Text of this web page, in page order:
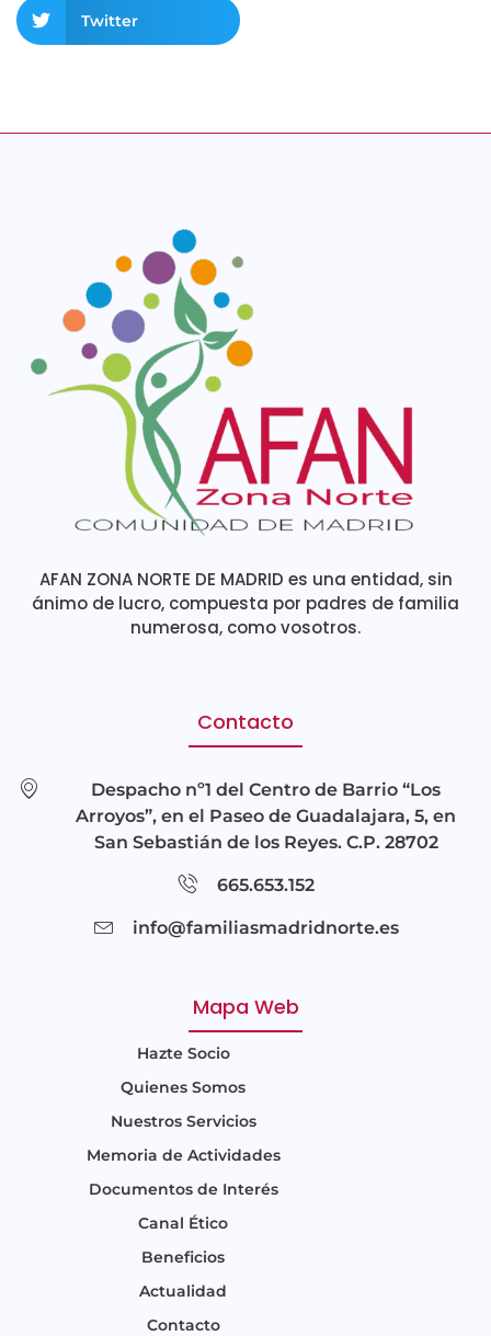
Twitter
AFAN ZONA NORTE DE MADRID es una entidad, sin
ánimo de lucro, compuesta por padres de familia
numerosa, como vosotros.
Contacto
Despacho nº1 del Centro de Barrio “Los
Arroyos”, en el Paseo de Guadalajara, 5, en
San Sebastián de los Reyes. C.P. 28702
665.653.152
info@familiasmadridnorte.es
Mapa Web
Hazte Socio
Quienes Somos
Nuestros Servicios
Memoria de Actividades
Documentos de Interés
Canal Ético
Beneficios
Actualidad
Contacto